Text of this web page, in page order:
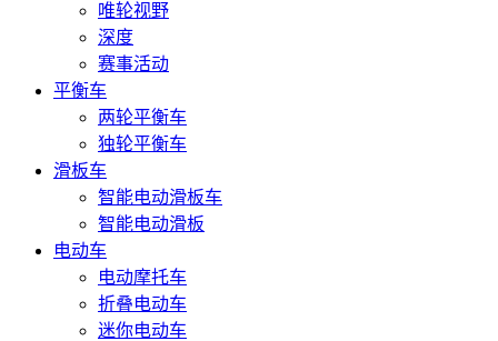
唯轮视野
深度
赛事活动
平衡车
两轮平衡车
独轮平衡车
滑板车
智能电动滑板车
智能电动滑板
电动车
电动摩托车
折叠电动车
迷你电动车